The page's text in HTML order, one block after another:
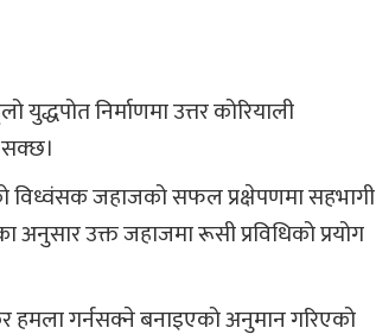
निर्माणमा उत्तर कोरियाली
विध्वंसक जहाजको सफल प्रक्षेपणमा सहभागी
उक्त जहाजमा रूसी प्रविधिको प्रयोग
गर्नसक्ने बनाइएको अनुमान गरिएको